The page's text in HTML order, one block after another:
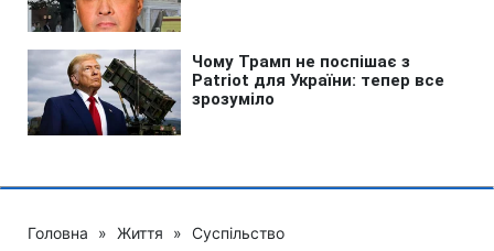
Головна » Життя » Суспільство